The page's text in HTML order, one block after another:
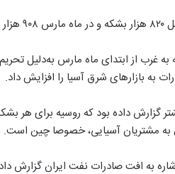
غرب از ابتدای ماه مارس به‌دلیل
به بازارهای شرق آسیا را افزایش داد.
به مشتریان آسیایی، خصوصا چین است.